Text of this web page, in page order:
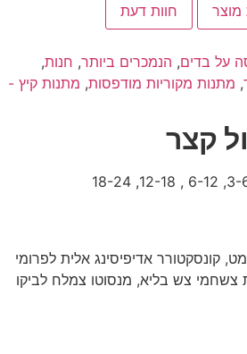
מוצר חוות דעת
על בדים, הנמכרים ביותר, חנות,
, מתנות מקוריות מודפסות, מתנות קיץ -
קצר
קונסקטורר אדיפיסינג אלית לפרומי
צשחמי צש בליא, מנסוטו צמלח לביקו